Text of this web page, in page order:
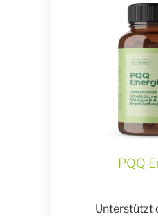
PQQ
Unterstützt